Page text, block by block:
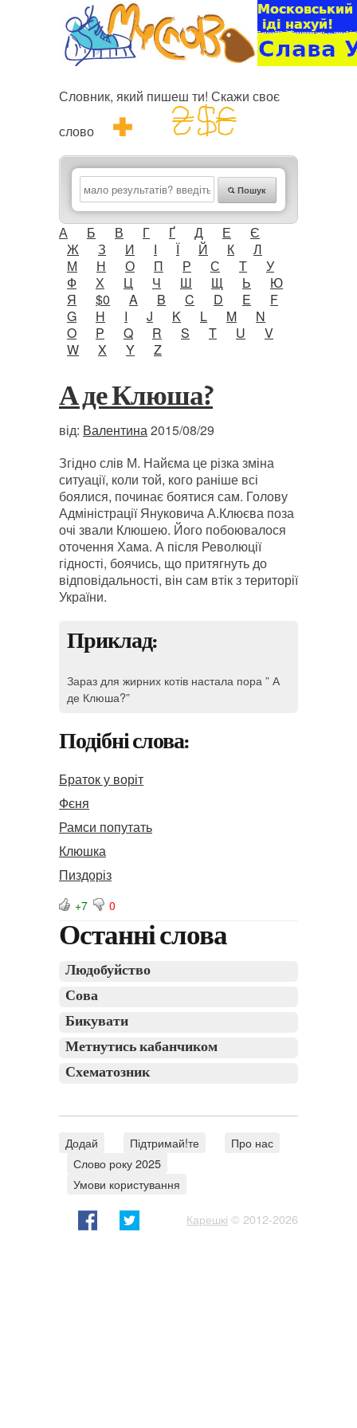
Словник, який пишеш ти! Скажи своє
слово
Пошук
А Б В Г Ґ Д Е
Є
Ж
З И І Ї Й К
Л
М
Н О П Р С Т
У
Ф
Х Ц Ч Ш Щ Ь
Ю
Я
$0 A B C D E
F
G
H I J K L M
N
O
P Q R S T U
V
W
X Y Z
А де Клюша?
від: Валентина2015/08/29
Згідно слів М. Найєма це різка зміна
ситуації, коли той, кого раніше всі
боялися, починає боятися сам. Голову
Адміністрації Януковича А.Клюєва поза
очі звали Клюшею. Його побоювалося
оточення Хама. А після Революції
гідності, боячись, що притягнуть до
відповідальності, він сам втік з території
України.
Приклад:
Зараз для жирних котів настала пора ” А
де Клюша?”
Подібні слова:
Браток у воріт
Фєня
Рамси попутать
Клюшка
Пиздоріз
+7 0
Останні слова
Людобуйство
Сова
Бикувати
Метнутись кабанчиком
Схематозник
Додай Підтримай!те
Про нас
Слово року 2025
Умови користування
Карешкі © 2012-2026